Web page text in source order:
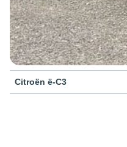
Citroën ë-C3